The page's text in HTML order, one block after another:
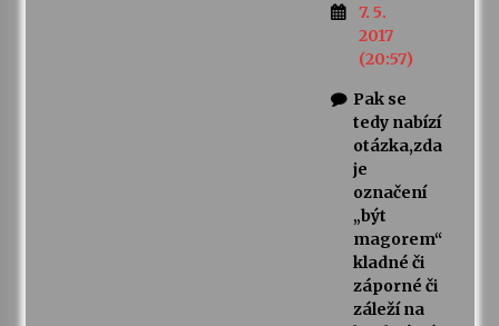
7. 5.
2017
(20:57)
Pak se
tedy nabízí
otázka,zda
je
označení
„být
magorem“
kladné či
záporné či
záleží na